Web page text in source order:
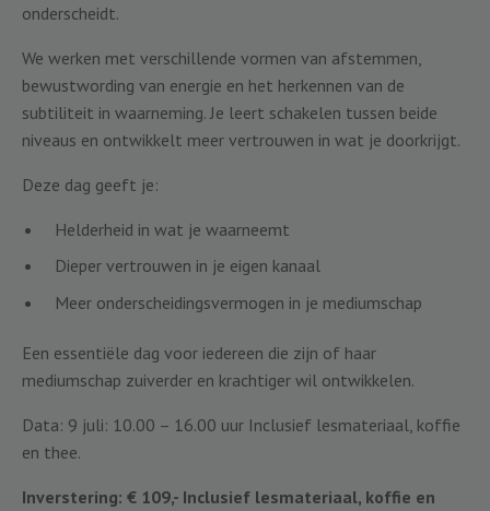
onderscheidt.
We werken met verschillende vormen van afstemmen,
bewustwording van energie en het herkennen van de
subtiliteit in waarneming. Je leert schakelen tussen beide
niveaus en ontwikkelt meer vertrouwen in wat je doorkrijgt.
Deze dag geeft je:
Helderheid in wat je waarneemt
Dieper vertrouwen in je eigen kanaal
Meer onderscheidingsvermogen in je mediumschap
Een essentiële dag voor iedereen die zijn of haar
mediumschap zuiverder en krachtiger wil ontwikkelen.
Data: 9 juli: 10.00 – 16.00 uur Inclusief lesmateriaal, koffie
en thee.
Inverstering: € 109,- Inclusief lesmateriaal, koffie en